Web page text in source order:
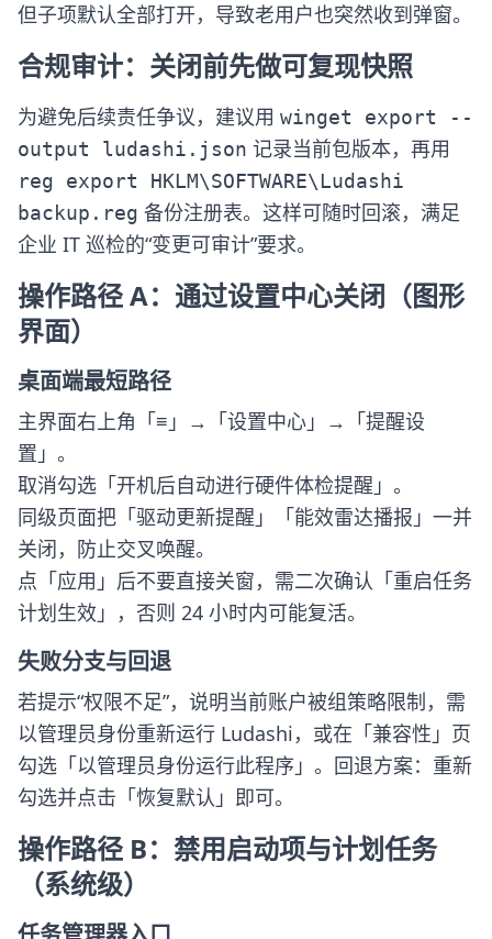
但子项默认全部打开，导致老用户也突然收到弹窗。
合规审计：关闭前先做可复现快照
为避免后续责任争议，建议用 winget export --
output ludashi.json 记录当前包版本，再用
reg export HKLM\SOFTWARE\Ludashi
backup.reg 备份注册表。这样可随时回滚，满足
企业 IT 巡检的“变更可审计”要求。
操作路径 A：通过设置中心关闭（图形
界面）
桌面端最短路径
主界面右上角「≡」→「设置中心」→「提醒设
置」。
取消勾选「开机后自动进行硬件体检提醒」。
同级页面把「驱动更新提醒」「能效雷达播报」一并
关闭，防止交叉唤醒。
点「应用」后不要直接关窗，需二次确认「重启任务
计划生效」，否则 24 小时内可能复活。
失败分支与回退
若提示“权限不足”，说明当前账户被组策略限制，需
以管理员身份重新运行 Ludashi，或在「兼容性」页
勾选「以管理员身份运行此程序」。回退方案：重新
勾选并点击「恢复默认」即可。
操作路径 B：禁用启动项与计划任务
（系统级）